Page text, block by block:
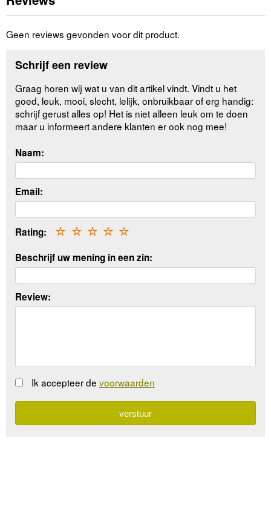
Geen reviews gevonden voor dit product.
Schrijf een review
Graag horen wij wat u van dit artikel vindt. Vindt u het
goed, leuk, mooi, slecht, lelijk, onbruikbaar of erg handig:
schrijf gerust alles op! Het is niet alleen leuk om te doen
maar u informeert andere klanten er ook nog mee!
Naam:
Email:
Rating: ☆
☆
☆
☆
☆
Beschrijf uw mening in een zin:
Review:
Ik accepteer de voorwaarden